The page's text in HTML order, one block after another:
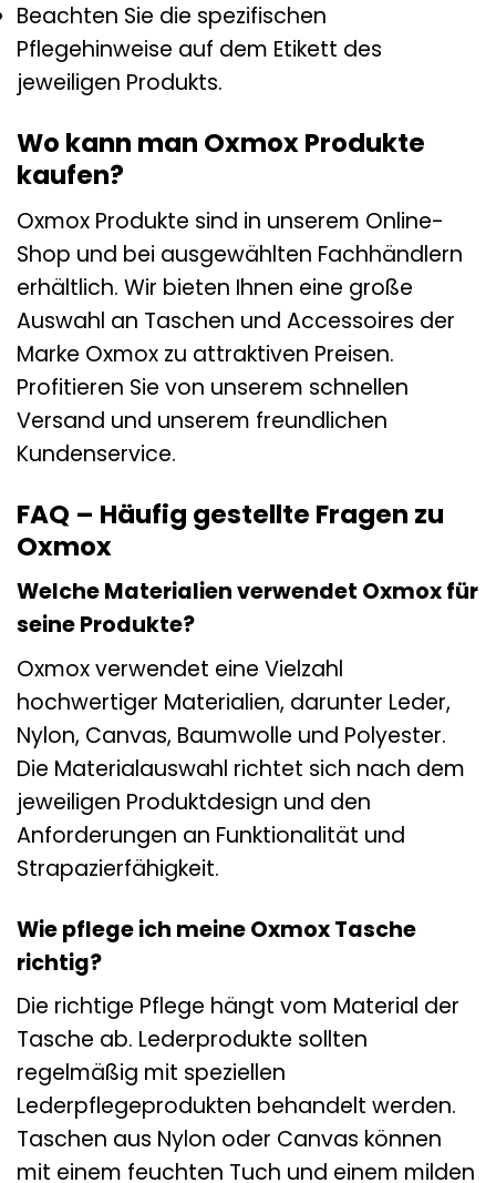
Beachten Sie die spezifischen
Pflegehinweise auf dem Etikett des
jeweiligen Produkts.
Wo kann man Oxmox Produkte
kaufen?
Oxmox Produkte sind in unserem Online-
Shop und bei ausgewählten Fachhändlern
erhältlich. Wir bieten Ihnen eine große
Auswahl an Taschen und Accessoires der
Marke Oxmox zu attraktiven Preisen.
Profitieren Sie von unserem schnellen
Versand und unserem freundlichen
Kundenservice.
FAQ – Häufig gestellte Fragen zu
Oxmox
Welche Materialien verwendet Oxmox für
seine Produkte?
Oxmox verwendet eine Vielzahl
hochwertiger Materialien, darunter Leder,
Nylon, Canvas, Baumwolle und Polyester.
Die Materialauswahl richtet sich nach dem
jeweiligen Produktdesign und den
Anforderungen an Funktionalität und
Strapazierfähigkeit.
Wie pflege ich meine Oxmox Tasche
richtig?
Die richtige Pflege hängt vom Material der
Tasche ab. Lederprodukte sollten
regelmäßig mit speziellen
Lederpflegeprodukten behandelt werden.
Taschen aus Nylon oder Canvas können
mit einem feuchten Tuch und einem milden